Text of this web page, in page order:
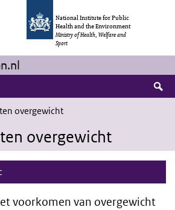
National Institute for Public
Health and the Environment
Ministry of Health, Welfare and
Sport
overgewicht
overgewicht
voorkomen van overgewicht